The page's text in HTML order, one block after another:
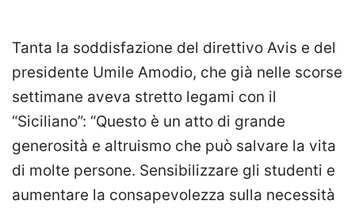
Tanta la soddisfazione del direttivo Avis e del
presidente Umile Amodio, che già nelle scorse
settimane aveva stretto legami con il
“Siciliano”: “Questo è un atto di grande
generosità e altruismo che può salvare la vita
di molte persone. Sensibilizzare gli studenti e
aumentare la consapevolezza sulla necessità